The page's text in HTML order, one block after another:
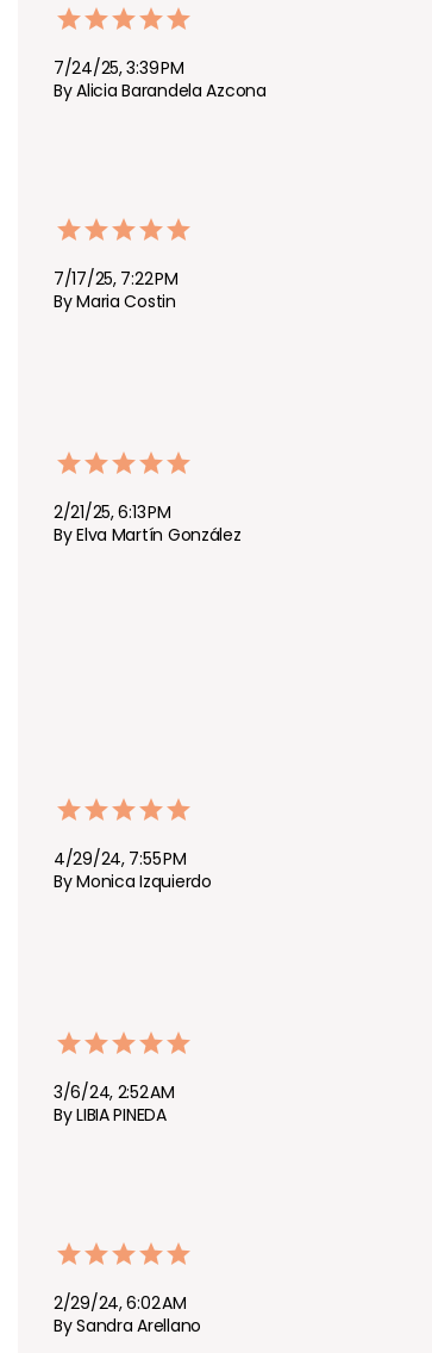
7/24/25, 3:39 PM
By Alicia Barandela Azcona
7/17/25, 7:22 PM
By Maria Costin
2/21/25, 6:13 PM
By Elva Martín González
4/29/24, 7:55 PM
By Monica Izquierdo
3/6/24, 2:52 AM
By LIBIA PINEDA
2/29/24, 6:02 AM
By Sandra Arellano